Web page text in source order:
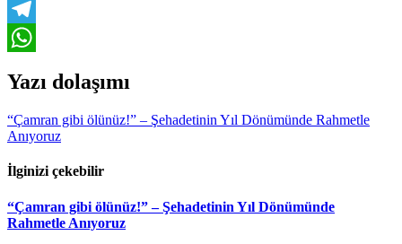
Email
Telegram
Yazı dolaşımı
“Çamran gibi ölünüz!” – Şehadetinin Yıl Dönümünde Rahmetle
Anıyoruz
İlginizi çekebilir
“Çamran gibi ölünüz!” – Şehadetinin Yıl Dönümünde
Rahmetle Anıyoruz